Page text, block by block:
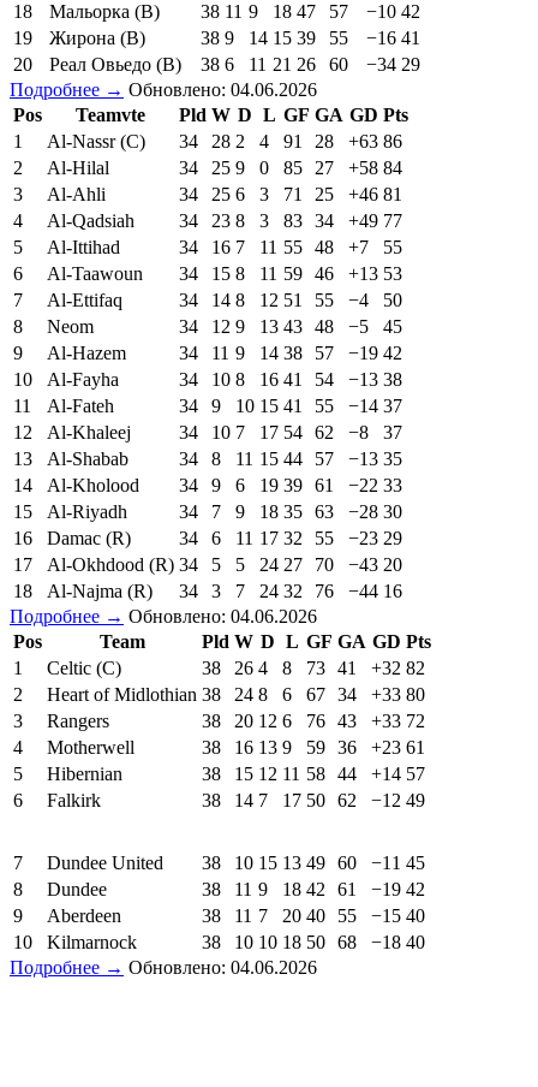
18 Мальорка (В) 38 11 9 18 47 57 −10 42
19
Жирона (В) 38 9 14 15 39 55 −16 41
20
Реал Овьедо (В) 38 6 11 21 26 60 −34 29
Подробнее → Обновлено: 04.06.2026
Pos
Teamvte Pld W D L GF GA GD Pts
1
Al-Nassr (C) 34 28 2 4 91 28 +63 86
2
Al-Hilal 34 25 9 0 85 27 +58 84
3
Al-Ahli 34 25 6 3 71 25 +46 81
4
Al-Qadsiah 34 23 8 3 83 34 +49 77
5
Al-Ittihad 34 16 7 11 55 48 +7
55
6
Al-Taawoun 34 15 8 11 59 46 +13 53
7
Al-Ettifaq 34 14 8 12 51 55 −4
50
8
Neom 34 12 9 13 43 48 −5
45
9
Al-Hazem 34 11 9 14 38 57 −19 42
10
Al-Fayha 34 10 8 16 41 54 −13 38
11
Al-Fateh 34 9 10 15 41 55 −14 37
12
Al-Khaleej 34 10 7 17 54 62 −8
37
13
Al-Shabab 34 8 11 15 44 57 −13 35
14
Al-Kholood 34 9 6 19 39 61 −22 33
15
Al-Riyadh 34 7 9 18 35 63 −28 30
16
Damac (R) 34 6 11 17 32 55 −23 29
17
Al-Okhdood (R) 34 5 5 24 27 70 −43 20
18
Al-Najma (R) 34 3 7 24 32 76 −44 16
Подробнее → Обновлено: 04.06.2026
Pos
Team Pld W D L GF GA GD Pts
1
Celtic (C) 38 26 4 8 73 41 +32 82
2
Heart of Midlothian 38 24 8 6 67 34 +33 80
3
Rangers 38 20 12 6 76 43 +33 72
4
Motherwell 38 16 13 9 59 36 +23 61
5
Hibernian 38 15 12 11 58 44 +14 57
6
Falkirk 38 14 7 17 50 62 −12 49
7 Dundee United 38 10 15 13 49 60 −11 45
8
Dundee 38 11 9 18 42 61 −19 42
9
Aberdeen 38 11 7 20 40 55 −15 40
10
Kilmarnock 38 10 10 18 50 68 −18 40
Подробнее → Обновлено: 04.06.2026